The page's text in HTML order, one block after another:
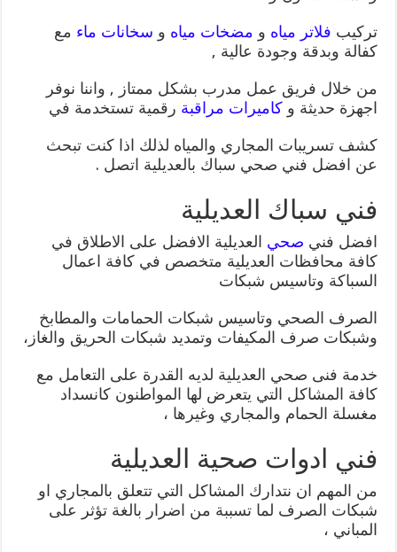
تركيب فلاتر مياه و مضخات مياه و سخانات ماء مع
كفالة وبدقة وجودة عالية ,
من خلال فريق عمل مدرب بشكل ممتاز , واننا نوفر
اجهزة حديثة وكاميرات مراقبة رقمية تستخدمة في
كشف تسريبات المجاري والمياه لذلك اذا كنت تبحث
عن افضل فني صحي سباك بالعديلية اتصل .
فني سباك العديلية
افضل فني صحي العديلية الافضل على الاطلاق في
كافة محافظات العديلية متخصص في كافة اعمال
السباكة وتاسيس شبكات
الصرف الصحي وتاسيس شبكات الحمامات والمطابخ
وشبكات صرف المكيفات وتمديد شبكات الحريق والغاز،
خدمة فنى صحي العديلية لديه القدرة على التعامل مع
كافة المشاكل التي يتعرض لها المواطنون كانسداد
مغسلة الحمام والمجاري وغيرها ،
فني ادوات صحية العديلية
من المهم ان نتدارك المشاكل التي تتعلق بالمجاري او
شبكات الصرف لما تسببة من اضرار بالغة تؤثر على
المباني ،